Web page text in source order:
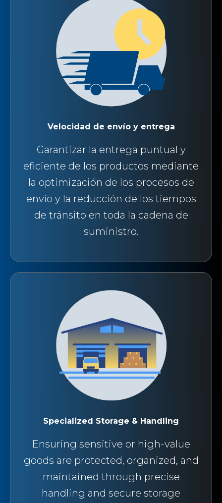
Velocidad de envío y entrega
Garantizar la entrega puntual y
eficiente de los productos mediante
la optimización de los procesos de
envío y la reducción de los tiempos
de tránsito en toda la cadena de
suministro.
Specialized Storage & Handling
Ensuring sensitive or high-value
goods are protected, organized, and
maintained through precise
handling and secure storage